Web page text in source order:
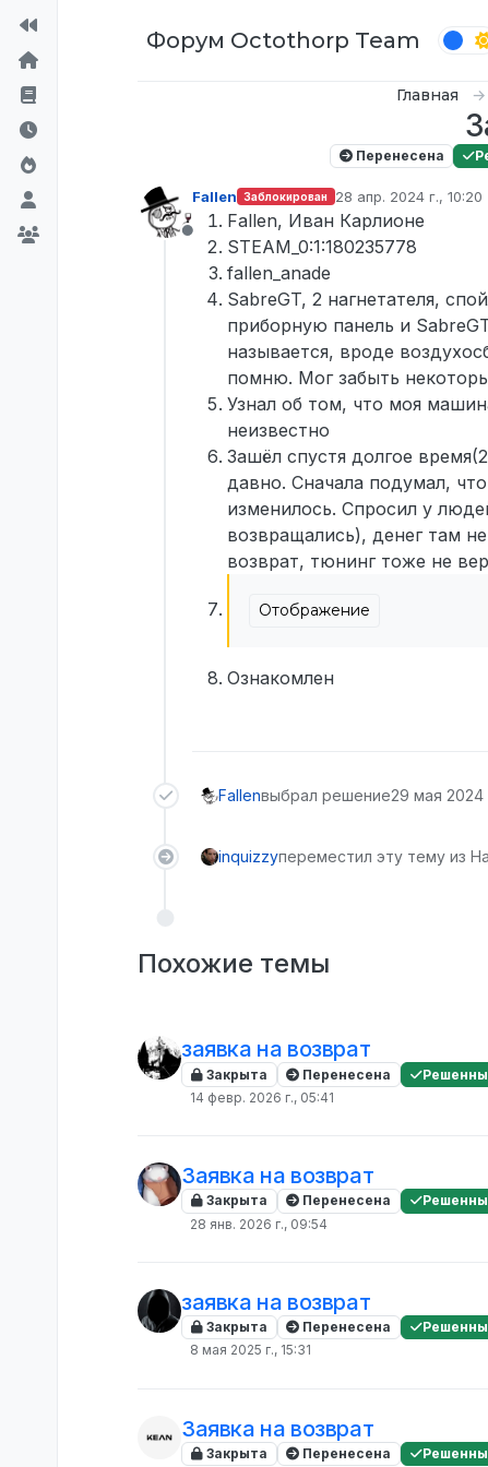
Форум Octothorp Team
Главная
Перенесена
Не в сети
Fallen Заблокирован 28 апр. 2024 г., 10:20
отредактировано
Fallen, Иван Карлионе
STEAM_0:1:180235778
fallen_anade
SabreGT, 2 нагнетателя,
приборную панель и
называется, вроде
помню. Мог забыть
Узнал об том, что моя
неизвестно
Зашёл спустя долгое
давно. Сначала подумал,
изменилось. Спросил у
возвращались), денег там
возврат, тюнинг тоже не
Отображение
Ознакомлен
Fallenвыбрал решение29 мая 2024
inquizzyпереместил эту тему из
Похожие темы
заявка на возврат
Закрыта Перенесена
14 февр. 2026 г., 05:41
Заявка на возврат
Закрыта Перенесена
28 янв. 2026 г., 09:54
заявка на возврат
Закрыта Перенесена
8 мая 2025 г., 15:31
Заявка на возврат
Закрыта Перенесена